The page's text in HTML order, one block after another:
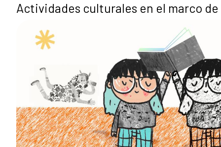
Actividades culturales en el marco